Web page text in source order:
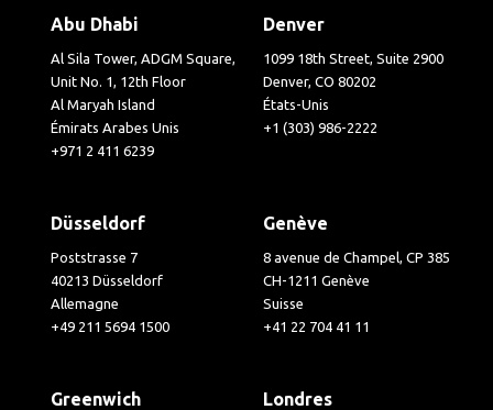
Abu Dhabi
Al Sila Tower, ADGM Square,
Unit No. 1, 12th Floor
Al Maryah Island
Émirats Arabes Unis
+971 2 411 6239
Denver
1099 18th Street, Suite 2900
Denver, CO 80202
États-Unis
+1 (303) 986-2222
Düsseldorf
Poststrasse 7
40213 Düsseldorf
Allemagne
+49 211 5694 1500
Genève
8 avenue de Champel, CP 385
CH-1211 Genève
Suisse
+41 22 704 41 11
Greenwich Londres